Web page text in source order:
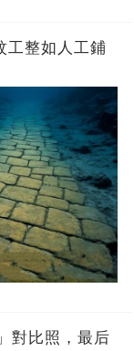
工整如人工鋪
對比照，最后